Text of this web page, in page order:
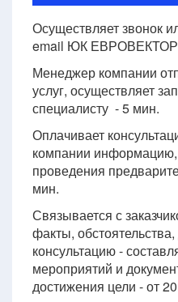
Осуществляет звонок
email ЮК ЕВРОВЕКТОР
Менеджер компании
услуг, осуществляет
специалисту - 5 мин.
Оплачивает
компании
проведения
мин.
Связывается с
факты,
консультацию -
мероприятий и
достижения цели - от